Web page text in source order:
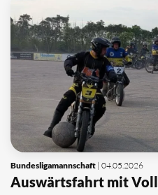
Bundesligamannschaft | 04.05.2026
Auswärtsfahrt mit